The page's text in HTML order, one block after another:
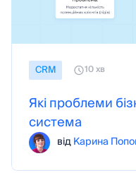
CRM 10 хв
Які проблеми
система
відКарина